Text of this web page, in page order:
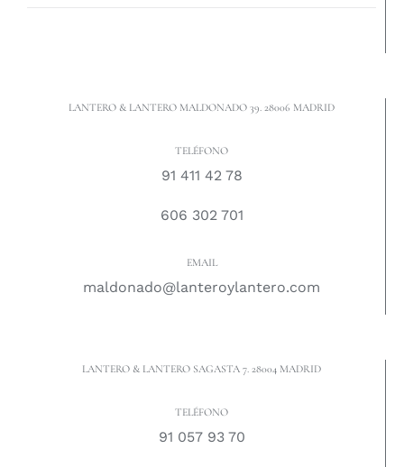
LANTERO & LANTERO MALDONADO 39. 28006 MADRID
TELÉFONO
91 411 42 78
606 302 701
EMAIL
maldonado@lanteroylantero.com
LANTERO & LANTERO SAGASTA 7. 28004 MADRID
TELÉFONO
91 057 93 70